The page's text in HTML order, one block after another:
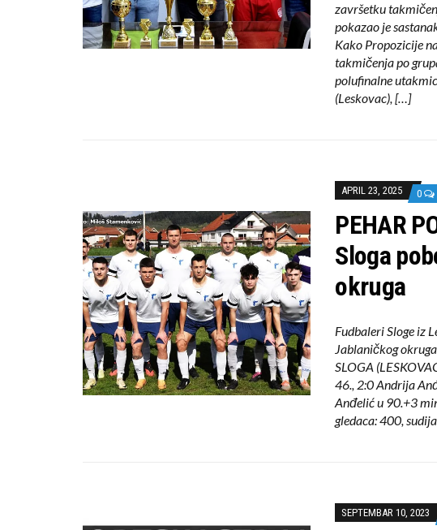
završetku
pokazao je
Kako Propozicije
takmičenja po
polufinalne
(Leskovac), […]
APRIL 23, 2025 0
PEHAR
Sloga
okruga
Fudbaleri Sloge iz
Jablaničkog
SLOGA
46., 2:0 Andrija
Anđelić u 90.+3
gledaca: 400,
SEPTEMBAR 10, 2023